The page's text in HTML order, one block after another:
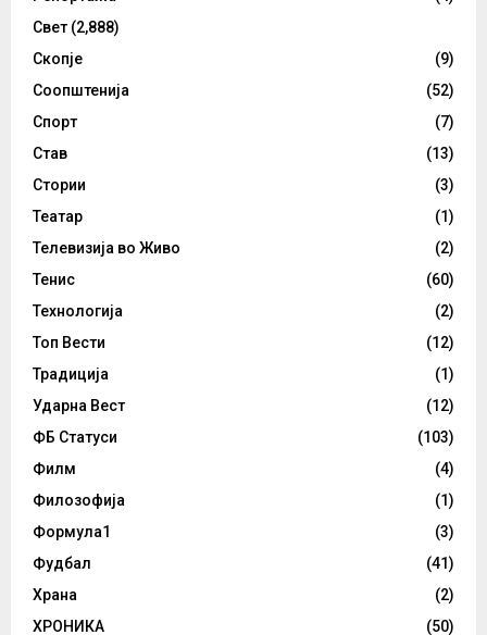
Свет (2,888)
Скопје
(9)
Соопштенија
(52)
Спорт
(7)
Став
(13)
Стории
(3)
Театар
(1)
Телевизија во Живо
(2)
Тенис
(60)
Технологија
(2)
Топ Вести
(12)
Традиција
(1)
Ударна Вест
(12)
ФБ Статуси
(103)
Филм
(4)
Филозофија
(1)
Формула1
(3)
Фудбал
(41)
Храна
(2)
ХРОНИКА
(50)